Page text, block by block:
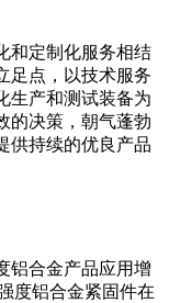
和定制化服务相结
足点，以技术服务
生产和测试装备为
的决策，朝气蓬勃
供持续的优良产品
铝合金产品应用增
度铝合金紧固件在